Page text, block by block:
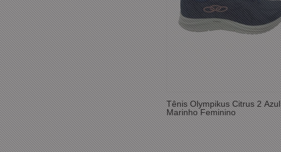
Tênis Olympikus Citrus 2 Azul
Marinho Feminino